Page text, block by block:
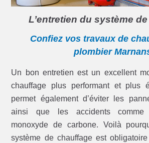
L’entretien du système
Confiez vos travaux de
plombier
Un bon entretien est un excellent
chauffage plus performant et plus
permet également d’éviter les
ainsi que les accidents comme
monoxyde de carbone. Voilà
système de chauffage est